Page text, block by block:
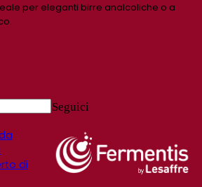
per eleganti birre analcoliche o a
Seguici
di